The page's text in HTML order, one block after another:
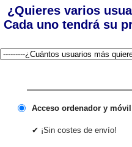
¿Quieres varios
Cada uno tendrá su
Acceso ordenador y móvil
✔ ¡Sin costes de envío!